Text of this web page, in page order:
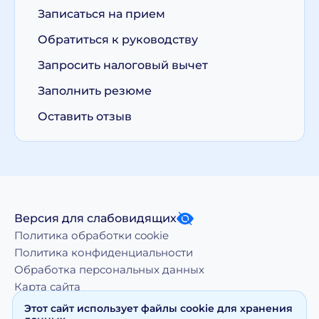
Записаться на прием
Обратиться к руководству
Запросить налоговый вычет
Заполнить резюме
Оставить отзыв
Версия для слабовидящих
Политика обработки cookie
Политика конфиденциальности
Обработка персональных данных
Карта сайта
Этот сайт использует файлы cookie для хранения